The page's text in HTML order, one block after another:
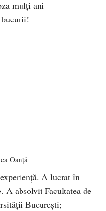
mulți ani
bucurii!
Oanță
A lucrat în
A absolvit Facultatea de
București;